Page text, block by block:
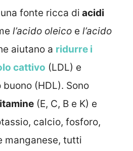
fonte ricca di acidi
l’acido oleico e l’acido
aiutano a ridurre i
cattivo (LDL) e
(HDL). Sono
(E, C, B e K) e
calcio, fosforo,
manganese, tutti